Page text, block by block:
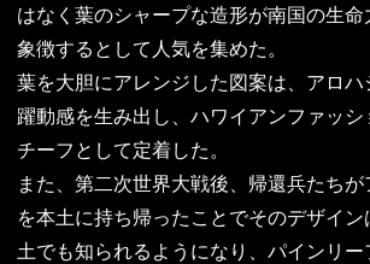
はなく葉のシャープな造形が南国の生命
象徴するとして人気を集めた。
葉を大胆にアレンジした図案は、アロハ
躍動感を生み出し、ハワイアンファッシ
チーフとして定着した。
また、第二次世界大戦後、帰還兵たちが
を本土に持ち帰ったことでそのデザイ
土でも知られるようになり、パインリー